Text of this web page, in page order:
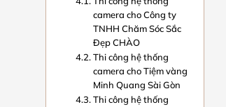
camera cho Công ty
TNHH Chăm Sóc Sắc
Đẹp CHÀO
Thi công hệ thống
camera cho Tiệm vàng
Minh Quang Sài Gòn
Thi công hệ thống